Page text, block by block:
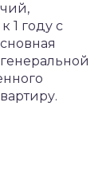
1 году с